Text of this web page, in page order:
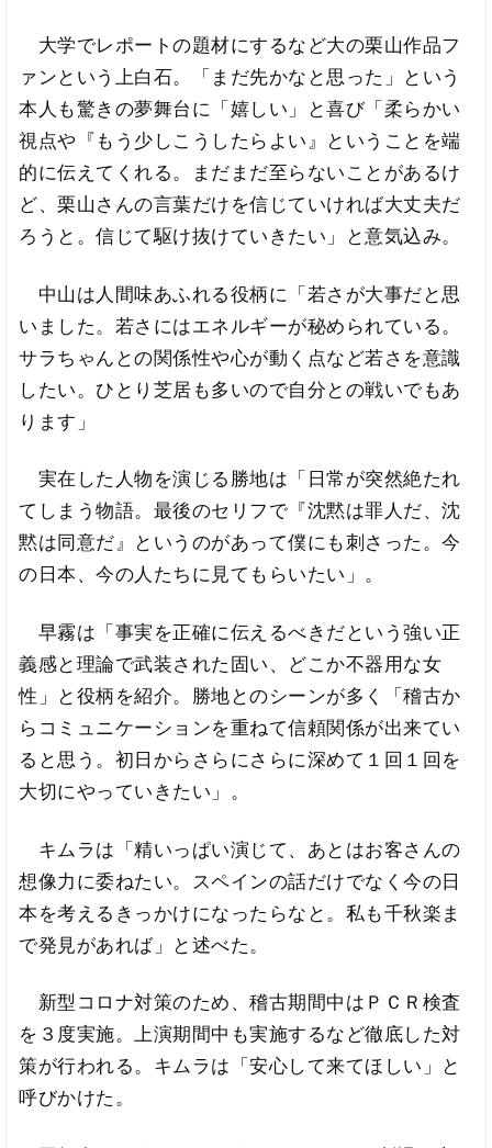
大学でレポートの題材にするなど大の栗山作品フ
ァンという上白石。「まだ先かなと思った」という
本人も驚きの夢舞台に「嬉しい」と喜び「柔らかい
視点や『もう少しこうしたらよい』ということを端
的に伝えてくれる。まだまだ至らないことがあるけ
ど、栗山さんの言葉だけを信じていければ大丈夫だ
ろうと。信じて駆け抜けていきたい」と意気込み。
中山は人間味あふれる役柄に「若さが大事だと思
いました。若さにはエネルギーが秘められている。
サラちゃんとの関係性や心が動く点など若さを意識
したい。ひとり芝居も多いので自分との戦いでもあ
ります」
実在した人物を演じる勝地は「日常が突然絶たれ
てしまう物語。最後のセリフで『沈黙は罪人だ、沈
黙は同意だ』というのがあって僕にも刺さった。今
の日本、今の人たちに見てもらいたい」。
早霧は「事実を正確に伝えるべきだという強い正
義感と理論で武装された固い、どこか不器用な女
性」と役柄を紹介。勝地とのシーンが多く「稽古か
らコミュニケーションを重ねて信頼関係が出来てい
ると思う。初日からさらにさらに深めて１回１回を
大切にやっていきたい」。
キムラは「精いっぱい演じて、あとはお客さんの
想像力に委ねたい。スペインの話だけでなく今の日
本を考えるきっかけになったらなと。私も千秋楽ま
で発見があれば」と述べた。
新型コロナ対策のため、稽古期間中はＰＣＲ検査
を３度実施。上演期間中も実施するなど徹底した対
策が行われる。キムラは「安心して来てほしい」と
呼びかけた。